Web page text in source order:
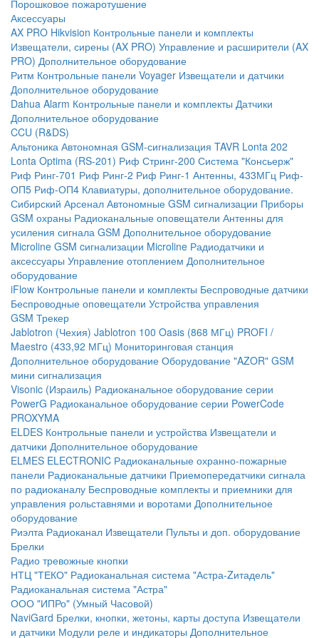
Порошковое пожаротушение
Аксессуары
AX PRO Hikvision Контрольные панели и комплекты
Извещатели, сирены (AX PRO) Управление и расширители (AX
PRO) Дополнительное оборудование
Ритм Контрольные панели Voyager Извещатели и датчики
Дополнительное оборудование
Dahua Alarm Контрольные панели и комплекты Датчики
Дополнительное оборудование
CCU (R&DS)
Альтоника Автономная GSM-сигнализация TAVR Lonta 202
Lonta Optima (RS-201) Риф Стринг-200 Система "Консьерж"
Риф Ринг-701 Риф Ринг-2 Риф Ринг-1 Антенны, 433МГц Риф-
ОП5 Риф-ОП4 Клавиатуры, дополнительное оборудование.
Сибирский Арсенал Автономные GSM сигнализации Приборы
GSM охраны Радиоканальные оповещатели Антенны для
усиления сигнала GSM Дополнительное оборудование
Microline GSM cигнализации Microline Радиодатчики и
аксессуары Управление отоплением Дополнительное
оборудование
iFlow Контрольные панели и комплекты Беспроводные датчики
Беспроводные оповещатели Устройства управления
GSM Трекер
Jablotron (Чехия) Jablotron 100 Oasis (868 МГц) PROFI /
Maestro (433,92 МГц) Мониторинговая станция
Дополнительное оборудование Оборудование "AZOR" GSM
мини сигнализация
Visonic (Израиль) Радиоканальное оборудование серии
PowerG Радиоканальное оборудование серии PowerCode
PROXYMA
ELDES Контрольные панели и устройства Извещатели и
датчики Дополнительное оборудование
ELMES ELECTRONIC Радиоканальные охранно-пожарные
панели Радиоканальные датчики Приемопередатчики сигнала
по радиоканалу Беспроводные комплекты и приемники для
управления рольставнями и воротами Дополнительное
оборудование
Риэлта Радиоканал Извещатели Пульты и доп. оборудование
Брелки
Радио тревожные кнопки
НТЦ "ТЕКО" Радиоканальная система "Астра-Zитадель"
Радиоканальная система "Астра"
ООО "ИПРо" (Умный Часовой)
NaviGard Брелки, кнопки, жетоны, карты доступа Извещатели
и датчики Модули реле и индикаторы Дополнительное